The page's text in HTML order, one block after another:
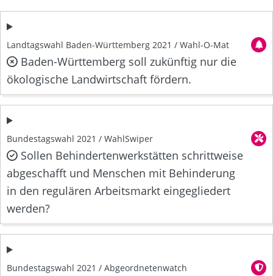
Landtagswahl Baden-Württemberg 2021 / Wahl-O-Mat
Baden-Württemberg soll zukünftig nur die
ökologische Landwirtschaft fördern.
Bundestagswahl 2021 / WahlSwiper
Sollen Behindertenwerkstätten schrittweise
abgeschafft und Menschen mit Behinderung
in den regulären Arbeitsmarkt eingegliedert
werden?
Bundestagswahl 2021 / Abgeordnetenwatch